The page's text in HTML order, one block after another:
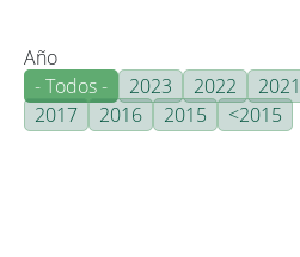
Año
- Todos -
2023 2022 2021
2017
2016 2015 <2015